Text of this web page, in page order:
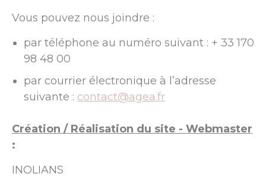
Vous pouvez nous joindre :
par téléphone au numéro suivant : + 33 170
98 48 00
par courrier électronique à l’adresse
suivante : contact@agea.fr
Création / Réalisation du site - Webmaster
:
INOLIANS